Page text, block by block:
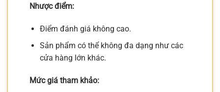
Nhược điểm:
Điểm đánh giá không cao.
Sản phẩm có thể không đa dạng như các
cửa hàng lớn khác.
Mức giá tham khảo: